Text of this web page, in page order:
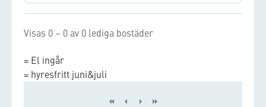
Visas 0 – 0 av 0 lediga bostäder
= El ingår
= hyresfritt juni&juli
« ‹ › »